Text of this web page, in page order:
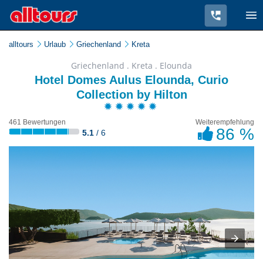
alltours Urlaub Griechenland Kreta
Griechenland . Kreta . Elounda
Hotel Domes Aulus Elounda, Curio
Collection by Hilton
461 Bewertungen
5.1 / 6
Weiterempfehlung
86 %